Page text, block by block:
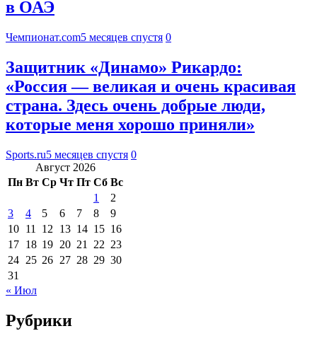
в ОАЭ
Чемпионат.com5 месяцев спустя 0
Защитник «Динамо» Рикардо:
«Россия — великая и очень красивая
страна. Здесь очень добрые люди,
которые меня хорошо приняли»
Sports.ru5 месяцев спустя 0
Август 2026
Пн Вт Ср Чт Пт Сб Вс
1
2
3
4 5 6 7 8
9
10 11 12 13 14 15 16
17 18 19 20 21 22 23
24 25 26 27 28 29 30
31
« Июл
Рубрики